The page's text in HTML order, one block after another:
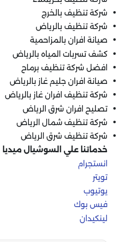
شركة تنظيف بالخرج
شركة تنظيف بالرياض
صيانة افران بالمزاحمية
كشف تسربات المياه بالرياض
افضل شركة تنظيف برماح
صيانة افران جليم غاز بالرياض
شركة تنظيف افران غاز بالرياض
تصليح افران شرق الرياض
شركة تنظيف شمال الرياض
شركة تنظيف شرق الرياض
خدماتنا علي السوشيال ميديا
انستجرام
تويتر
يوتيوب
فيس بوك
لينكيدان